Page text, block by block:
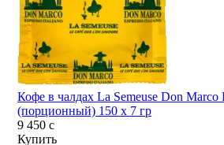
Кофе в чалдах La Semeuse Don Marco
(порционный) 150 х 7 гр
9 450c
Купить